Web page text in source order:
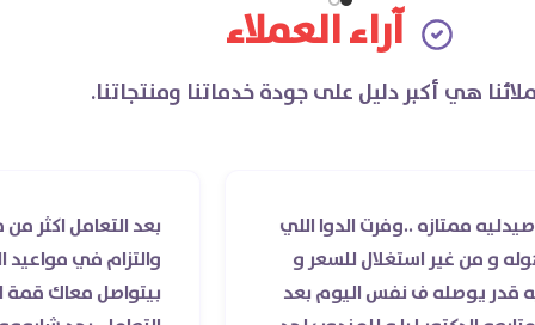
الأوعية الدموية وتقليل خطر الإصابة
بأمراض القلب والشرايين.
آراء العملاء
هي أكبر دليل على جودة خدماتنا ومنتجاتنا.
..وفرت الدوا اللي
للسعر و
ف نفس اليوم بعد
بعد التعامل اكثر من مرة مع
والتزام في مواعيد الشحن
بيتواصل معاك قمة الذوق